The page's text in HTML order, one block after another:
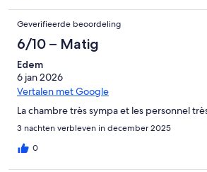
Geverifieerde beoordeling
6/10 – Matig
Edem
6 jan 2026
Vertalen met Google
La chambre très sympa et les personnel
3 nachten verbleven in december 2025
0